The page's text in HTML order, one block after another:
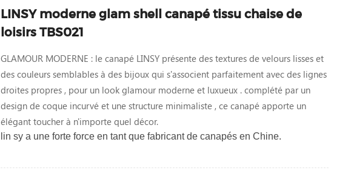
LINSY moderne glam shell canapé tissu chaise de
loisirs TBS021
GLAMOUR MODERNE : le canapé LINSY présente des textures de velours lisses et
des couleurs semblables à des bijoux qui s'associent parfaitement avec des lignes
droites propres , pour un look glamour moderne et luxueux . complété par un
design de coque incurvé et une structure minimaliste , ce canapé apporte un
élégant toucher à n'importe quel décor.
lin sy a une forte force en tant que fabricant de canapés en Chine.